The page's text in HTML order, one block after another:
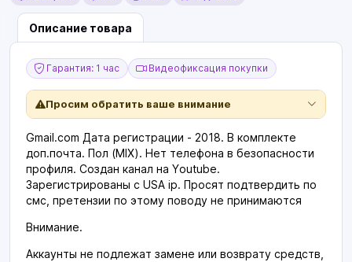
Описание товара
Гарантия: 1 час Видеофиксация покупки
Просим обратить ваше внимание
Gmail.com Дата регистрации - 2018. В комплекте
доп.почта. Пол (МIX). Нет телефона в безопасности
профиля. Создан канал на Youtube.
Зарегистрированы с USA ip. Просят подтвердить по
смс, претензии по этому поводу не принимаются
Внимание.
Аккаунты не подлежат замене или возврату средств,